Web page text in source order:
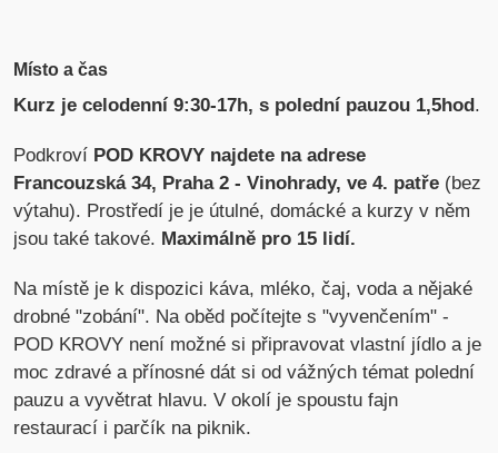
Místo a čas
Kurz je celodenní 9:30-17h, s polední pauzou 1,5hod .
Podkroví POD KROVY najdete na adrese
Francouzská 34, Praha 2 - Vinohrady, ve 4. patře (bez
výtahu). Prostředí je je útulné, domácké a kurzy v něm
jsou také takové. Maximálně pro 15 lidí.
Na místě je k dispozici káva, mléko, čaj, voda a nějaké
drobné "zobání". Na oběd počítejte s "vyvenčením" -
POD KROVY není možné si připravovat vlastní jídlo a je
moc zdravé a přínosné dát si od vážných témat polední
pauzu a vyvětrat hlavu. V okolí je spoustu fajn
restaurací i parčík na piknik.